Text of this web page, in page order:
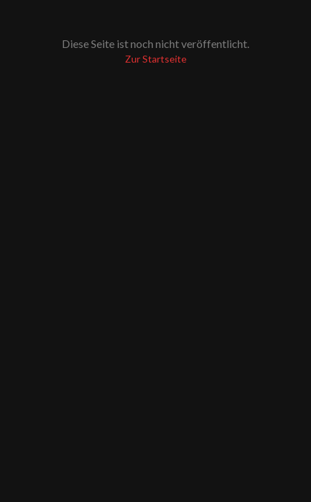
Diese Seite ist noch nicht veröffentlicht.
Zur Startseite